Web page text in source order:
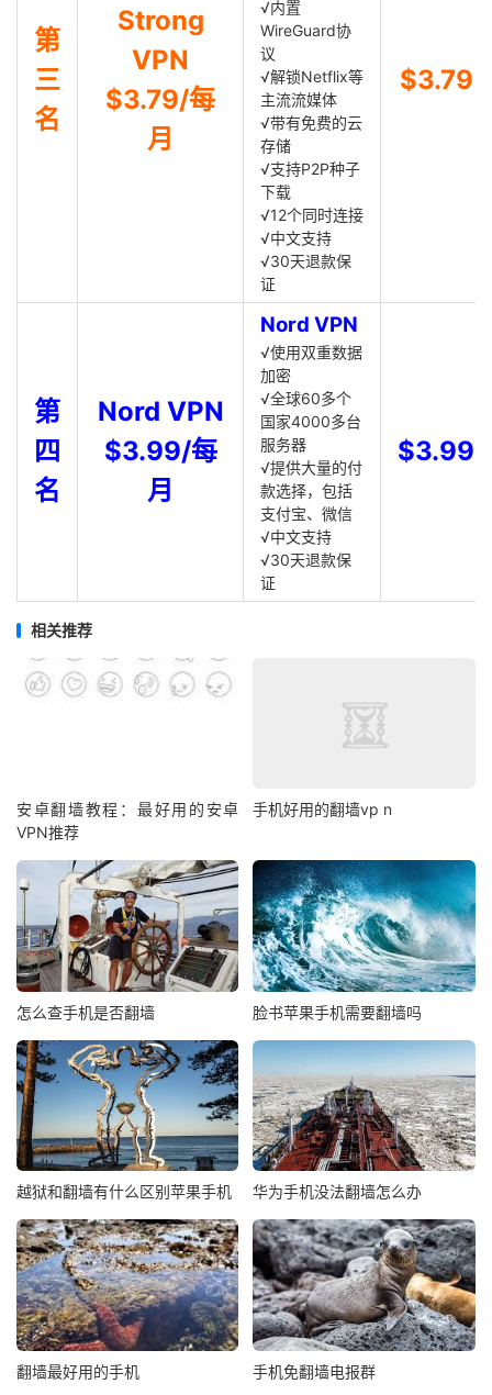
第
三
名
Strong
VPN
$3.79/每
月
√内置
WireGuard协
议
√解锁Netflix等
主流流媒体
√带有免费的云
存储
√支持P2P种子
下载
√12个同时连接
√中文支持
√30天退款保
证
$3.79
第
四
名
Nord VPN
$3.99/每
月
Nord VPN
√使用双重数据
加密
√全球60多个
国家4000多台
服务器
√提供大量的付
款选择，包括
支付宝、微信
√中文支持
√30天退款保
证
$3.99
相关推荐
安卓翻墙教程：最好用的安卓
VPN推荐
手机好用的翻墙vp n
怎么查手机是否翻墙 脸书苹果手机需要翻墙吗
越狱和翻墙有什么区别苹果手机 华为手机没法翻墙怎么办
翻墙最好用的手机 手机免翻墙电报群